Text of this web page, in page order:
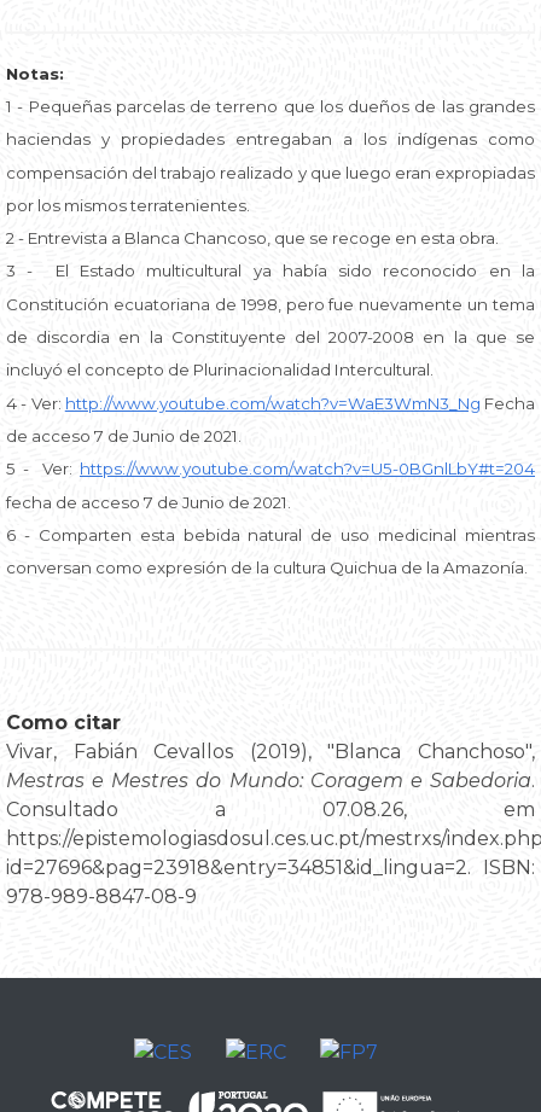
Notas:
1 - Pequeñas parcelas de terreno que los dueños de las grandes
haciendas y propiedades entregaban a los indígenas como
compensación del trabajo realizado y que luego eran expropiadas
por los mismos terratenientes.
2 - Entrevista a Blanca Chancoso, que se recoge en esta obra.
3 - El Estado multicultural ya había sido reconocido en la
Constitución ecuatoriana de 1998, pero fue nuevamente un tema
de discordia en la Constituyente del 2007-2008 en la que se
incluyó el concepto de Plurinacionalidad Intercultural.
4 - Ver: http://www.youtube.com/watch?v=WaE3WmN3_Ng Fecha
de acceso 7 de Junio de 2021.
5 - Ver: https://www.youtube.com/watch?v=U5-0BGnlLbY#t=204
fecha de acceso 7 de Junio de 2021.
6 - Comparten esta bebida natural de uso medicinal mientras
conversan como expresión de la cultura Quichua de la Amazonía.
Como citar
Vivar, Fabián Cevallos (2019), "Blanca Chanchoso",
Mestras e Mestres do Mundo: Coragem e Sabedoria.
Consultado a 07.08.26, em
https://epistemologiasdosul.ces.uc.pt/mestrxs/
id=27696&pag=23918&entry=34851&id_lingua=2. ISBN:
978-989-8847-08-9